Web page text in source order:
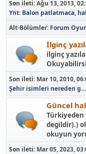
Son ileti:Ağu 13, 2013,
Ynt: Balon patlatmaca,
Alt-Bölümler Forum
İlginç
ilginç
Son ileti: Mar 10, 2010,
Şehir isimleri nereden g...
Güncel
Türkiyeden
degildir).)
okuyun
Son ileti: Mar 05, 2023,